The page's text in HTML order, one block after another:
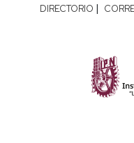
DIRECTORIO |